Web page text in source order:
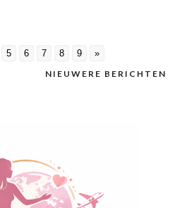
5 6 7 8 9 »
NIEUWERE BERICHTEN